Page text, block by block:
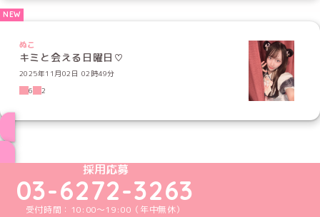
ぬこ
キミと会える日曜日♡
2025年11月02日 02時49分
6
2
めいどりーみんTikTok公式アカウント
めいどりーみんX公式アカウント
めいどりーみんInstagram公式アカウント
めいどりーみんFacebook公式アカウン
めいどりーみんYouTube公式アカ
採用応募
03-6272-3263
受付時間：10:00～19:00（年中無休）